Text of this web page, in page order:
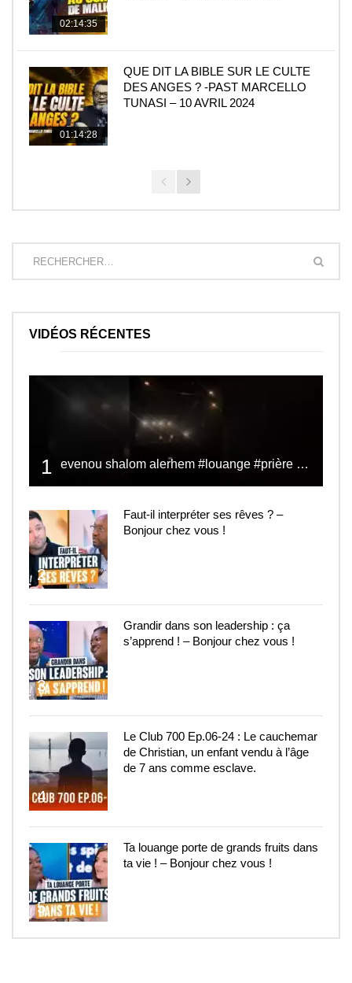
02:14:35
01:14:28
QUE DIT LA BIBLE SUR LE CULTE
DES ANGES ? -PAST MARCELLO
TUNASI – 10 AVRIL 2024
VIDÉOS RÉCENTES
1 evenou shalom alerhem #louange #prière #shalom
2
Faut-il interpréter ses rêves ? –
Bonjour chez vous !
3
Grandir dans son leadership : ça
s’apprend ! – Bonjour chez vous !
4
Le Club 700 Ep.06-24 : Le cauchemar
de Christian, un enfant vendu à l’âge
de 7 ans comme esclave.
5
Ta louange porte de grands fruits dans
ta vie ! – Bonjour chez vous !